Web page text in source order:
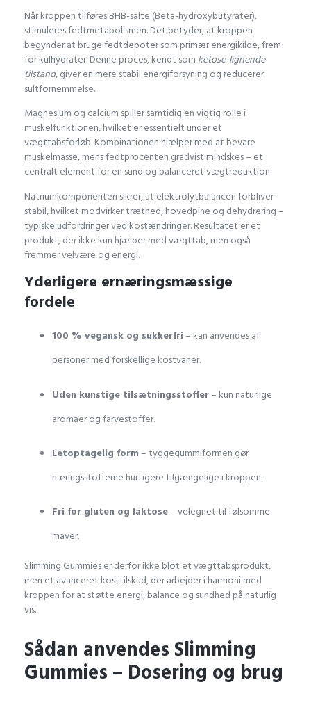
Når kroppen tilføres BHB-salte (Beta-hydroxybutyrater),
stimuleres fedtmetabolismen. Det betyder, at kroppen
begynder at bruge fedtdepoter som primær energikilde, frem
for kulhydrater. Denne proces, kendt som ketose-lignende
tilstand, giver en mere stabil energiforsyning og reducerer
sultfornemmelse.
Magnesium og calcium spiller samtidig en vigtig rolle i
muskelfunktionen, hvilket er essentielt under et
vægttabsforløb. Kombinationen hjælper med at bevare
muskelmasse, mens fedtprocenten gradvist mindskes – et
centralt element for en sund og balanceret vægtreduktion.
Natriumkomponenten sikrer, at elektrolytbalancen forbliver
stabil, hvilket modvirker træthed, hovedpine og dehydrering –
typiske udfordringer ved kostændringer. Resultatet er et
produkt, der ikke kun hjælper med vægttab, men også
fremmer velvære og energi.
Yderligere ernæringsmæssige
fordele
100 % vegansk og sukkerfri– kan anvendes af
personer med forskellige kostvaner.
Uden kunstige tilsætningsstoffer– kun naturlige
aromaer og farvestoffer.
Letoptagelig form– tyggegummiformen gør
næringsstofferne hurtigere tilgængelige i kroppen.
Fri for gluten og laktose– velegnet til følsomme
maver.
Slimming Gummies er derfor ikke blot et vægttabsprodukt,
men et avanceret kosttilskud, der arbejder i harmoni med
kroppen for at støtte energi, balance og sundhed på naturlig
vis.
Sådan anvendes Slimming
Gummies – Dosering og brug